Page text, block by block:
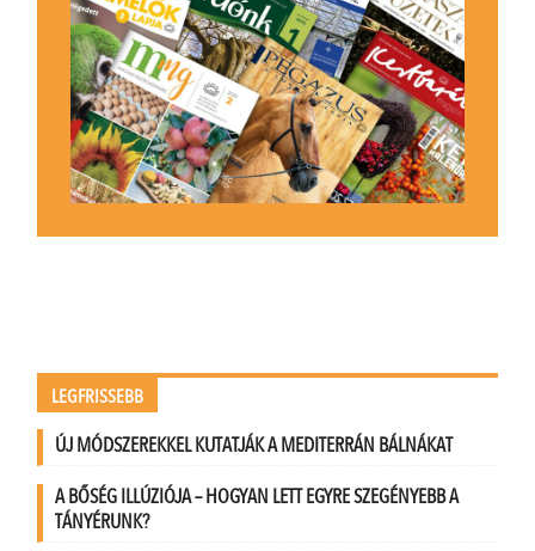
LEGFRISSEBB
ÚJ MÓDSZEREKKEL KUTATJÁK A MEDITERRÁN BÁLNÁKAT
A BŐSÉG ILLÚZIÓJA – HOGYAN LETT EGYRE SZEGÉNYEBB A
TÁNYÉRUNK?